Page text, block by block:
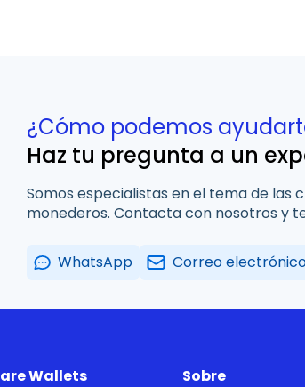
¿Cómo podemos
Haz tu pregunta a un
Somos especialistas en el tema de las
monederos. Contacta con nosotros y
WhatsApp Correo
Wallets
Sobre